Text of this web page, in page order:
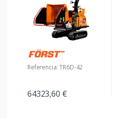
Referencia: TR6D-42
64323,60 €